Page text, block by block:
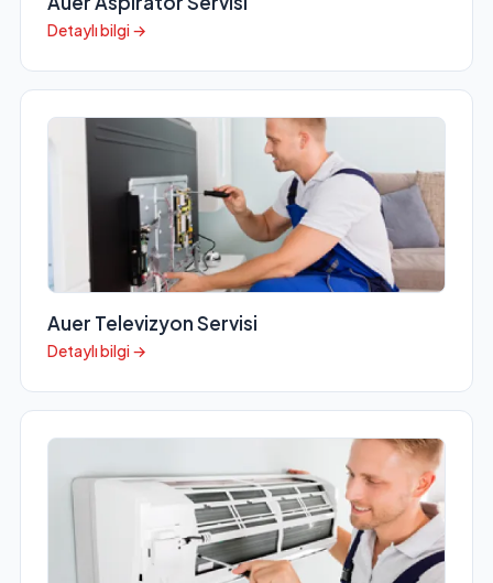
Detaylı bilgi →
Auer Televizyon Servisi
Detaylı bilgi →